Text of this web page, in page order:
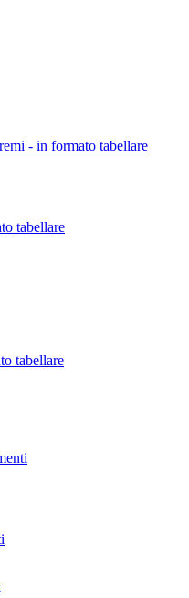
- in formato tabellare
tabellare
tabellare